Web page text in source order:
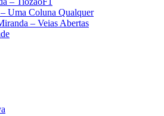
Uma Coluna Qualquer
– Veias Abertas